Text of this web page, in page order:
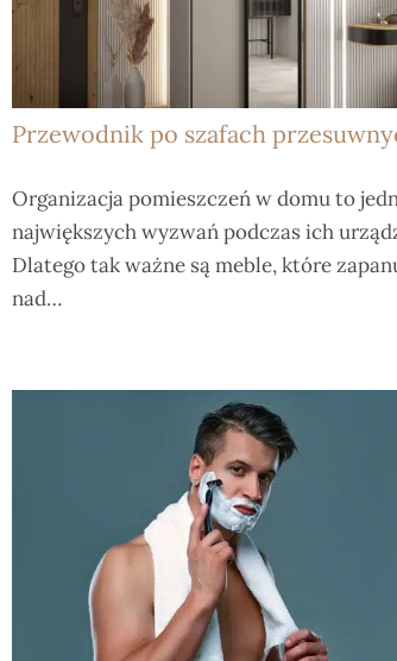
Przewodnik po szafach
Organizacja pomieszczeń w domu to
największych wyzwań podczas ich
Dlatego tak ważne są meble, które
nad…